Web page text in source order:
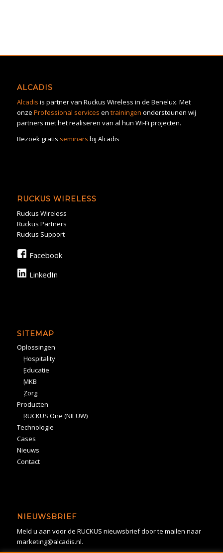
ALCADIS
Alcadis is partner van Ruckus Wireless in de Benelux. Met
onze Professional services en trainingen ondersteunen wij
partners met het realiseren van al hun Wi-Fi projecten.
Bezoek gratis seminars bij Alcadis
RUCKUS WIRELESS
Ruckus Wireless
Ruckus Partners
Ruckus Support
Facebook
LinkedIn
SITEMAP
Oplossingen
Hospitality
Educatie
MKB
Zorg
Producten
RUCKUS One (NIEUW)
Technologie
Cases
Nieuws
Contact
NIEUWSBRIEF
Meld u aan voor de RUCKUS nieuwsbrief door te mailen naar
marketing@alcadis.nl.